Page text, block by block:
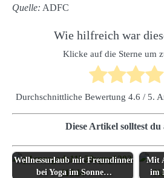
Quelle: ADFC
Wie hilfreich war
Klicke auf die Sterne um
Durchschnittliche Bewertung 4.6 / 5.
Diese Artikel solltest du
Wellnessurlaub mit Freundinnen
bei Yoga im Sonne…
Mit
im
Herbstlichen
südtiroler Süden